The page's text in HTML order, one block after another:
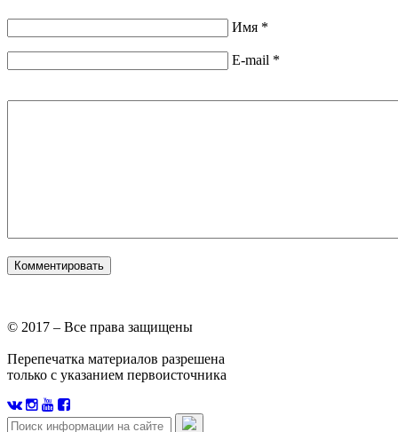
Имя *
E-mail *
© 2017 – Все права защищены
Перепечатка материалов разрешена
только с указанием первоисточника